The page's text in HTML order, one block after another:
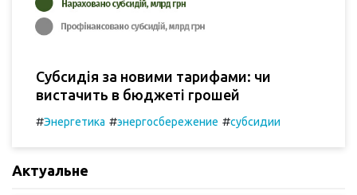
Субсидія за новими тарифами: чи
вистачить в бюджеті грошей
#Энергетика #энергосбережение #субсидии
Актуальне